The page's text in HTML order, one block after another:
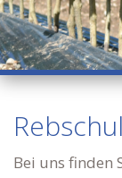
Bei uns finden